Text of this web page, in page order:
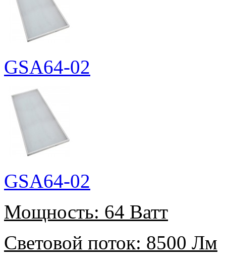
GSA64-02
GSA64-02
Мощность: 64 Ватт
Световой поток: 8500 Лм